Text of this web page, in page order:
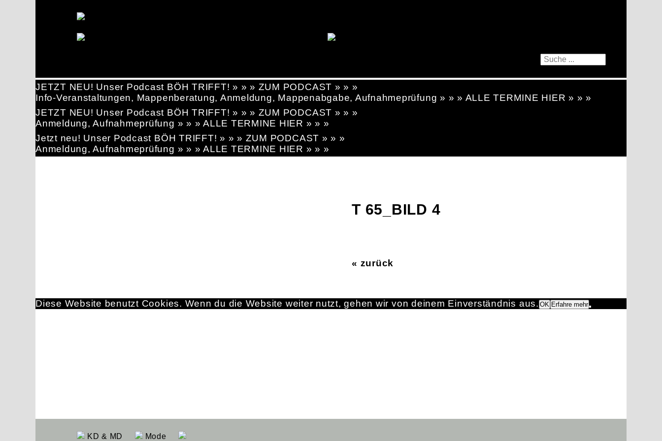
JETZT NEU! Unser Podcast BÖH TRIFFT! » » » ZUM PODCAST » » »
Info-Veranstaltungen, Mappenberatung, Anmeldung, Mappenabgabe, Aufnahmeprüfung » » » ALLE TERMINE HIER » » »
JETZT NEU! Unser Podcast BÖH TRIFFT! » » » ZUM PODCAST » » »
Anmeldung, Aufnahmeprüfung » » » ALLE TERMINE HIER » » »
Jetzt neu! Unser Podcast BÖH TRIFFT! » » » ZUM PODCAST » » »
Anmeldung, Aufnahmeprüfung » » » ALLE TERMINE HIER » » »
T 65_BILD 4
« zurück
KD & MD Mode
Diese Website benutzt Cookies. Wenn du die Website weiter nutzt, gehen wir von deinem Einverständnis aus. OK Erfahre mehr